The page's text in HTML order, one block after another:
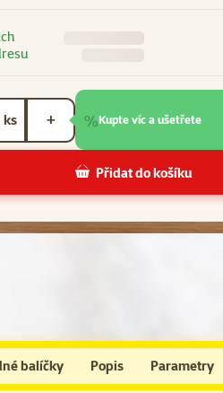
ks + %Kupte víc a ušetřete
Přidat do košíku
balíčky Popis Parametry